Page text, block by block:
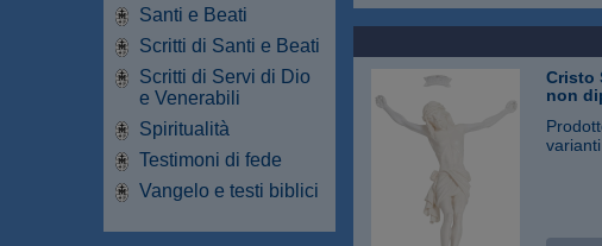
Santi e Beati
Scritti di Santi e Beati
Scritti di Servi di Dio
e Venerabili
Spiritualità
Testimoni di fede
Vangelo e testi biblici
Cristo
non
varianti